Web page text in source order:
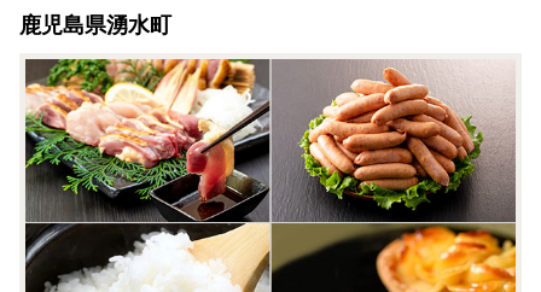
鹿児島県湧水町